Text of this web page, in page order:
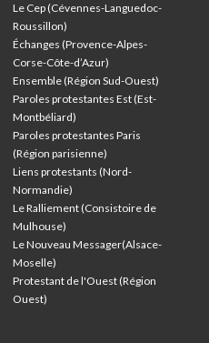
Le Cep (Cévennes-Languedoc-
Roussillon)
Échanges (Provence-Alpes-
Corse-Côte-d’Azur)
Ensemble (Région Sud-Ouest)
Paroles protestantes Est (Est-
Montbéliard)
Paroles protestantes Paris
(Région parisienne)
Liens protestants (Nord-
Normandie)
Le Ralliement (Consistoire de
Mulhouse)
Le Nouveau Messager(Alsace-
Moselle)
Protestant de l'Ouest (Région
Ouest)